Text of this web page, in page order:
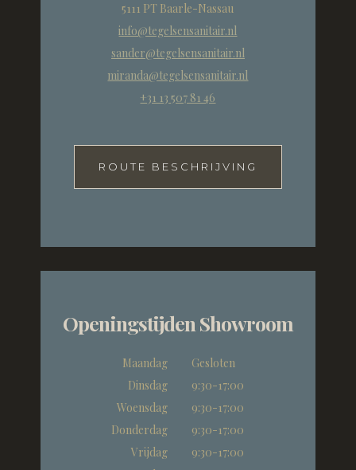
5111 PT Baarle-Nassau
info@tegelsensanitair.nl
sander@tegelsensanitair.nl
miranda@tegelsensanitair.nl
+31 13 507 81 46
ROUTE BESCHRIJVING
Openingstijden Showroom
Maandag
Gesloten
Dinsdag
9:30-17:00
Woensdag
9:30-17:00
Donderdag
9:30-17:00
Vrijdag
9:30-17:00